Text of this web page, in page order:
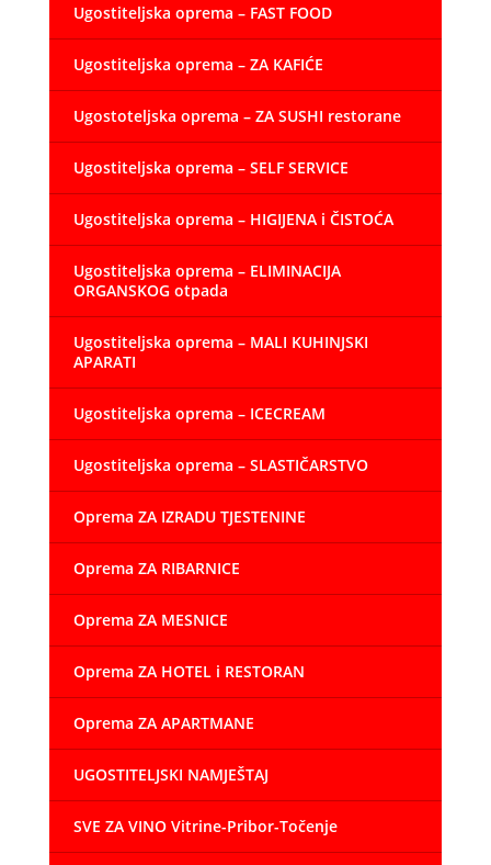
Ugostiteljska oprema – FAST FOOD
Ugostiteljska oprema – ZA KAFIĆE
Ugostoteljska oprema – ZA SUSHI restorane
Ugostiteljska oprema – SELF SERVICE
Ugostiteljska oprema – HIGIJENA i ČISTOĆA
Ugostiteljska oprema – ELIMINACIJA
ORGANSKOG otpada
Ugostiteljska oprema – MALI KUHINJSKI
APARATI
Ugostiteljska oprema – ICECREAM
Ugostiteljska oprema – SLASTIČARSTVO
Oprema ZA IZRADU TJESTENINE
Oprema ZA RIBARNICE
Oprema ZA MESNICE
Oprema ZA HOTEL i RESTORAN
Oprema ZA APARTMANE
UGOSTITELJSKI NAMJEŠTAJ
SVE ZA VINO Vitrine-Pribor-Točenje